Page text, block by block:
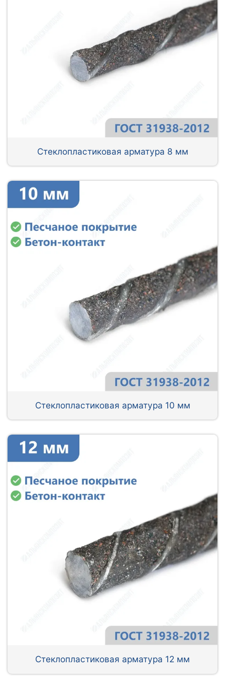
Стеклопластиковая арматура 8 мм
Стеклопластиковая арматура 10 мм
Стеклопластиковая арматура 12 мм